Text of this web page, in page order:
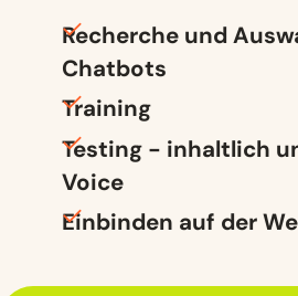
Recherche und
Chatbots
Training
Testing - inhaltlich
Voice
Einbinden auf der